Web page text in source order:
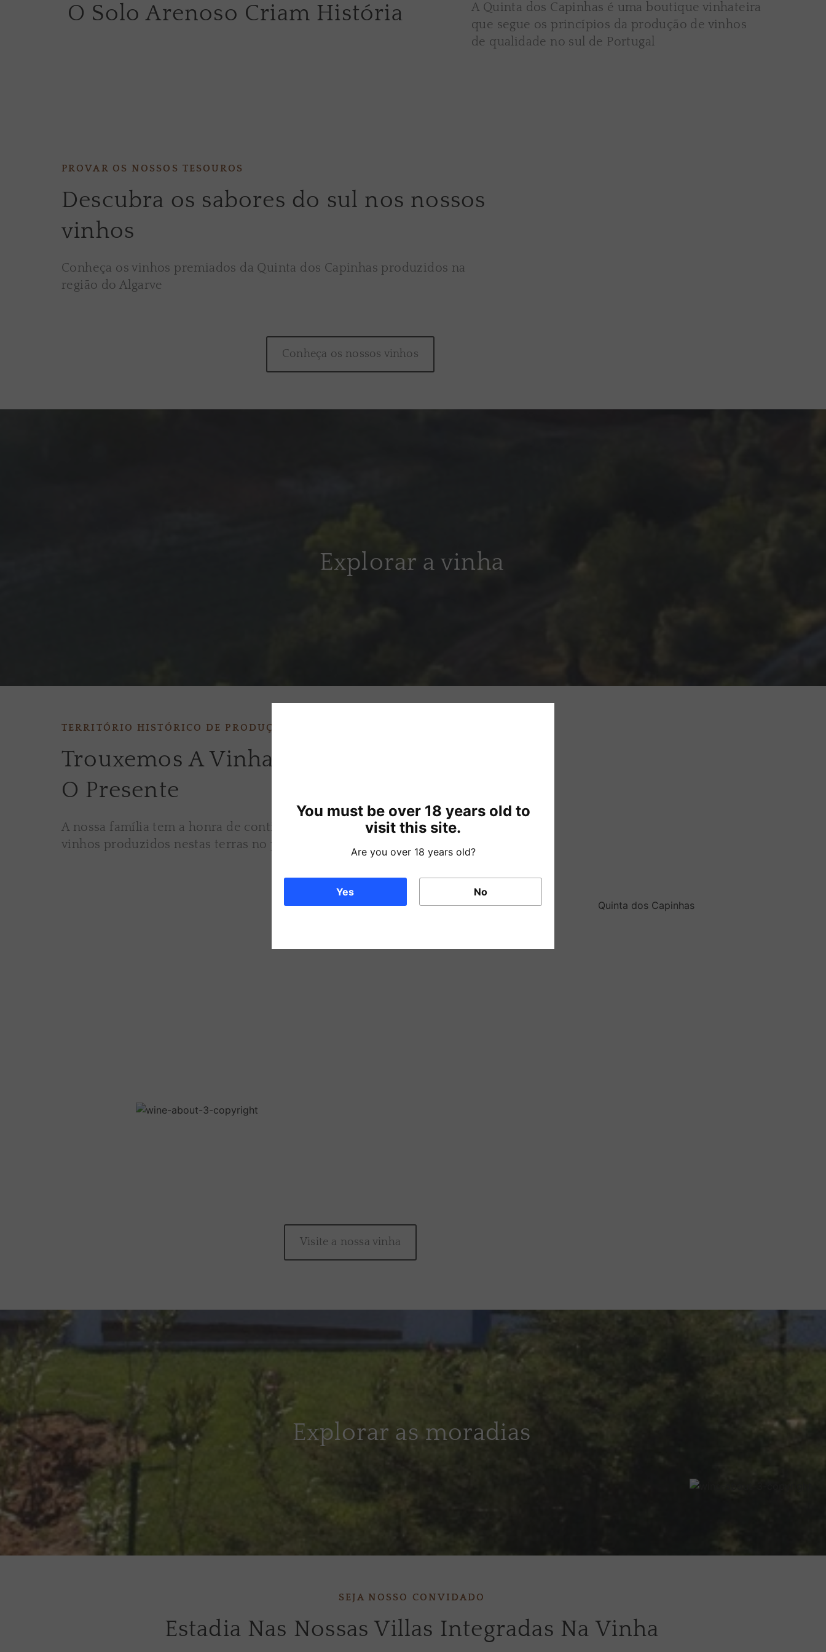
Sobre a nossa vinha
O Solo Arenoso Criam História
A Quinta dos Capinhas é uma boutique vinhateira
que segue os princípios da produção de vinhos
de qualidade no sul de Portugal
PROVAR OS NOSSOS TESOUROS
Descubra os sabores do sul nos nossos
vinhos
Conheça os vinhos premiados da Quinta dos Capinhas produzidos na
região do Algarve
Conheça os nossos vinhos
Explorar a vinha
TERRITÓRIO HISTÓRICO DE PRODUÇÃO DE VINHO
Trouxemos A Vinha Antiga Para
O Presente
A nossa família tem a honra de continuar o legado dos
vinhos produzidos nestas terras no passado
Visite a nossa vinha
Explorar as moradias
SEJA NOSSO CONVIDADO
Estadia Nas Nossas Villas Integradas Na Vinha
You must be over 18 years old to
visit this site.
Are you over 18 years old?
Yes No